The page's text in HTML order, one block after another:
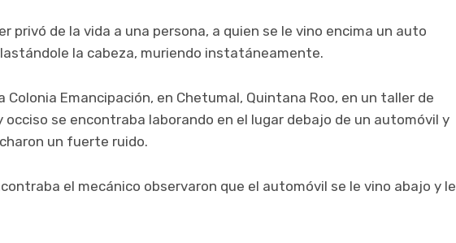
privó de la vida a una persona, a quien se le vino encima un auto
la cabeza, muriendo instatáneamente.
Colonia Emancipación, en Chetumal, Quintana Roo, en un taller de
occiso se encontraba laborando en el lugar debajo de un automóvil y
un fuerte ruido.
el mecánico observaron que el automóvil se le vino abajo y le